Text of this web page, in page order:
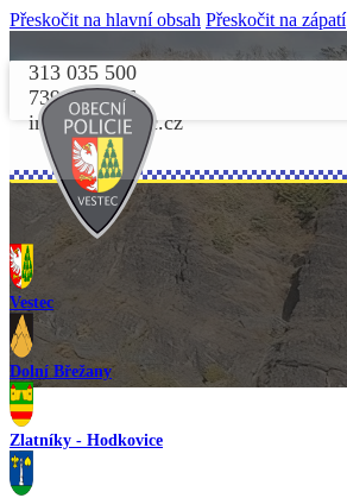
Přeskočit na hlavní obsah Přeskočit na zápatí
313 035 500
739 156 156
info@opvestec.cz
Vestec
Dolní Břežany
Zlatníky - Hodkovice